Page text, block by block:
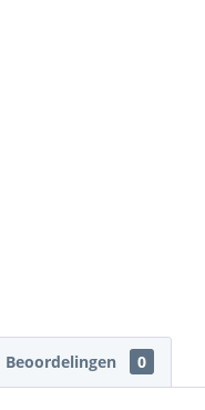
Beoordelingen 0